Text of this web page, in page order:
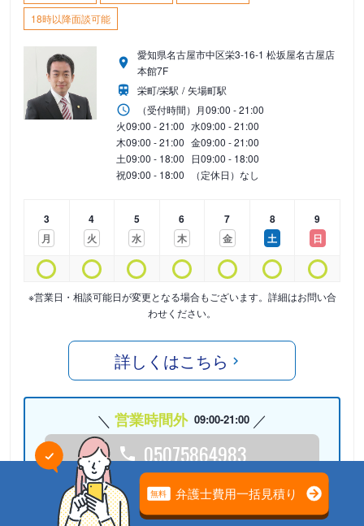
18時以降面談可能
愛知県名古屋市中区栄3-16-1 松坂屋名古屋店
本館7F
栄町/栄駅
矢場町駅
（受付時間） 月09:00 - 21:00
火09:00 - 21:00 水09:00 - 21:00
木09:00 - 21:00 金09:00 - 21:00
土09:00 - 18:00 日09:00 - 18:00
祝09:00 - 18:00 （定休日）なし
3
月
4
火
5
水
6
木
7
金
8
土
9
日
※営業日・相談可能日が変更となる場合もございます。詳細はお問い合
わせください。
詳しくはこちら
営業時間外 09:00-21:00
05075864983
24時間受付中